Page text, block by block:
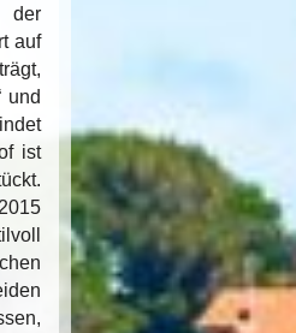
auf
und
ist